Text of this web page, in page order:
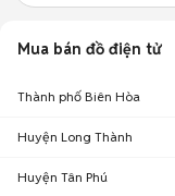
Mua bán đồ điện tử
Thành phố Biên Hòa
Huyện Long Thành
Huyện Tân Phú